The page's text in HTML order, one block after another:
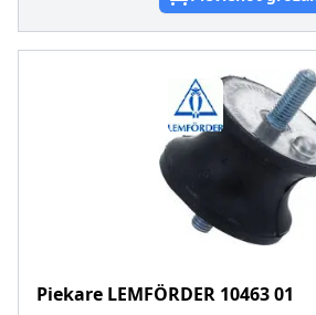
Piekare LEMFÖRDER 10463 01